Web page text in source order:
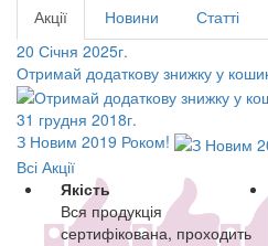
Акції Новини
Статті
20 Січня 2025г.
Отримай додаткову знижку у
31 грудня 2018г.
З Новим 2019 Роком!
Всі Акції
Якість
Вся продукція
сертифікована, проходить